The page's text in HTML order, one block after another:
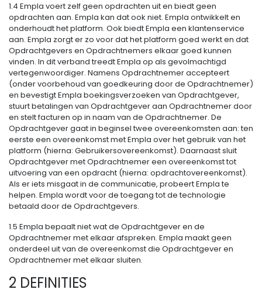
1.4 Empla voert zelf geen opdrachten uit en biedt geen
opdrachten aan. Empla kan dat ook niet. Empla ontwikkelt en
onderhoudt het platform. Ook biedt Empla een klantenservice
aan. Empla zorgt er zo voor dat het platform goed werkt en dat
Opdrachtgevers en Opdrachtnemers elkaar goed kunnen
vinden. In dit verband treedt Empla op als gevolmachtigd
vertegenwoordiger. Namens Opdrachtnemer accepteert
(onder voorbehoud van goedkeuring door de Opdrachtnemer)
en bevestigt Empla boekingsverzoeken van Opdrachtgever,
stuurt betalingen van Opdrachtgever aan Opdrachtnemer door
en stelt facturen op in naam van de Opdrachtnemer. De
Opdrachtgever gaat in beginsel twee overeenkomsten aan: ten
eerste een overeenkomst met Empla over het gebruik van het
platform (hierna: Gebruikersovereenkomst). Daarnaast sluit
Opdrachtgever met Opdrachtnemer een overeenkomst tot
uitvoering van een opdracht (hierna: opdrachtovereenkomst).
Als er iets misgaat in de communicatie, probeert Empla te
helpen. Empla wordt voor de toegang tot de technologie
betaald door de Opdrachtgevers.
1.5 Empla bepaalt niet wat de Opdrachtgever en de
Opdrachtnemer met elkaar afspreken. Empla maakt geen
onderdeel uit van de overeenkomst die Opdrachtgever en
Opdrachtnemer met elkaar sluiten.
2 DEFINITIES